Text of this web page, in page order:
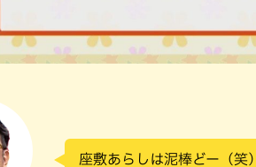
座敷あらしは泥棒どー（笑）